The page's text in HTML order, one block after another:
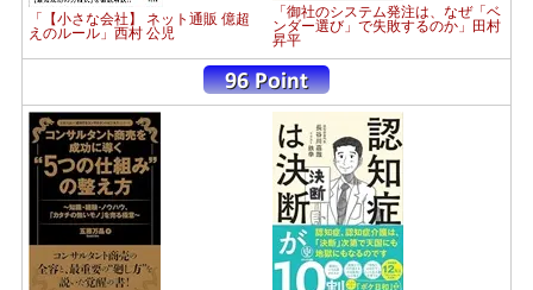
「【小さな会社】 ネット通販 億超
えのルール」西村 公児
「御社のシステム発注は、なぜ「ベ
ンダー選び」で失敗するのか」田村
昇平